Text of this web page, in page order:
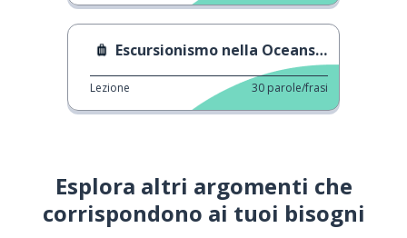
Escursionismo nella Oceans Trail Reserve
Lezione 30 parole/frasi
Esplora altri argomenti che
corrispondono ai tuoi bisogni